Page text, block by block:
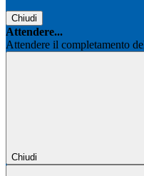
Chiudi
Attendere...
Attendere il completamento
Chiudi